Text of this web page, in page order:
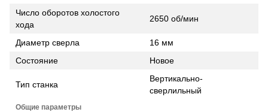
Число оборотов холостого
хода
2650 об/мин
Диаметр сверла
16 мм
Состояние
Новое
Тип станка
Вертикально-
сверлильный
Общие параметры